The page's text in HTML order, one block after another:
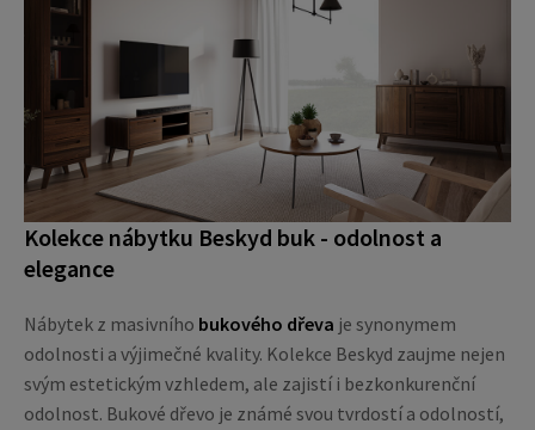
Kolekce nábytku Beskyd buk - odolnost a
elegance
Nábytek z masivního bukového dřeva je synonymem
odolnosti a výjimečné kvality. Kolekce Beskyd zaujme nejen
svým estetickým vzhledem, ale zajistí i bezkonkurenční
odolnost. Bukové dřevo je známé svou tvrdostí a odolností,